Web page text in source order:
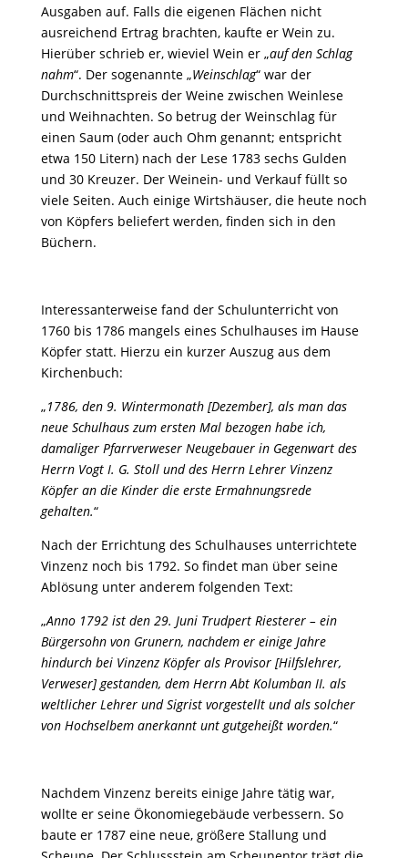
Ausgaben auf. Falls die eigenen Flächen nicht
ausreichend Ertrag brachten, kaufte er Wein zu.
Hierüber schrieb er, wieviel Wein er „auf den Schlag
nahm“. Der sogenannte „Weinschlag“ war der
Durchschnittspreis der Weine zwischen Weinlese
und Weihnachten. So betrug der Weinschlag für
einen Saum (oder auch Ohm genannt; entspricht
etwa 150 Litern) nach der Lese 1783 sechs Gulden
und 30 Kreuzer. Der Weinein- und Verkauf füllt so
viele Seiten. Auch einige Wirtshäuser, die heute noch
von Köpfers beliefert werden, finden sich in den
Büchern.
Interessanterweise fand der Schulunterricht von
1760 bis 1786 mangels eines Schulhauses im Hause
Köpfer statt. Hierzu ein kurzer Auszug aus dem
Kirchenbuch:
„1786, den 9. Wintermonath [Dezember], als man das
neue Schulhaus zum ersten Mal bezogen habe ich,
damaliger Pfarrverweser Neugebauer in Gegenwart des
Herrn Vogt I. G. Stoll und des Herrn Lehrer Vinzenz
Köpfer an die Kinder die erste Ermahnungsrede
gehalten.“
Nach der Errichtung des Schulhauses unterrichtete
Vinzenz noch bis 1792. So findet man über seine
Ablösung unter anderem folgenden Text:
„Anno 1792 ist den 29. Juni Trudpert Riesterer – ein
Bürgersohn von Grunern, nachdem er einige Jahre
hindurch bei Vinzenz Köpfer als Provisor [Hilfslehrer,
Verweser] gestanden, dem Herrn Abt Kolumban II. als
weltlicher Lehrer und Sigrist vorgestellt und als solcher
von Hochselbem anerkannt unt gutgeheißt worden.“
Nachdem Vinzenz bereits einige Jahre tätig war,
wollte er seine Ökonomiegebäude verbessern. So
baute er 1787 eine neue, größere Stallung und